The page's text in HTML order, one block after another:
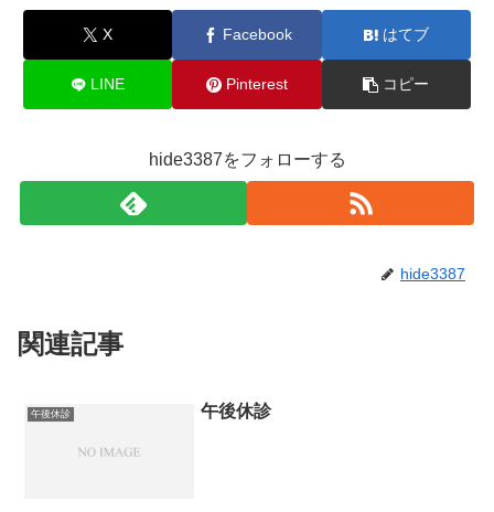
X Facebook はてブ
LINE Pinterest コピー
hide3387をフォローする
hide3387
関連記事
午後休診 午後休診